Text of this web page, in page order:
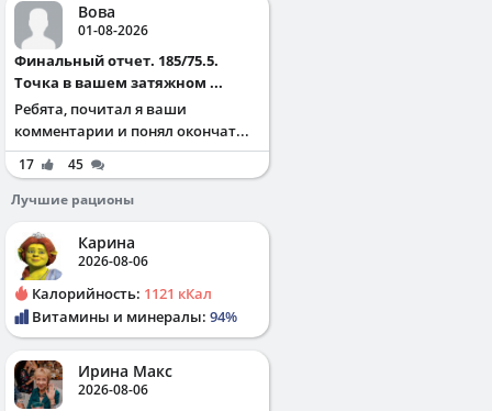
Вова
01-08-2026
Финальный отчет. 185/75.5.
Точка в вашем затяжном ...
Ребята, почитал я ваши
комментарии и понял окончат...
17
45
Лучшие рационы
Карина
2026-08-06
Калорийность: 1121 кКал
Витамины и минералы: 94%
Ирина Макс
2026-08-06